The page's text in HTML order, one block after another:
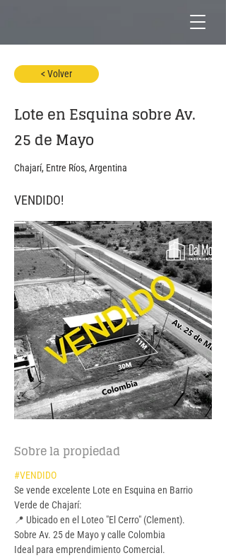
< Volver
Lote en Esquina sobre Av.
25 de Mayo
Chajarí, Entre Ríos, Argentina
VENDIDO!
Sobre la propiedad
#VENDIDO
Se vende excelente Lote en Esquina en Barrio
Verde de Chajarí:
📍 Ubicado en el Loteo "El Cerro" (Clement).
Sobre Av. 25 de Mayo y calle Colombia
Ideal para emprendimiento Comercial.